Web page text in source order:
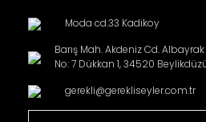
Moda cd.33 Kadikoy
Barış Mah. Akdeniz Cd.
No: 7 Dükkan 1, 34520
gerekli@gerekliseyler.com.tr